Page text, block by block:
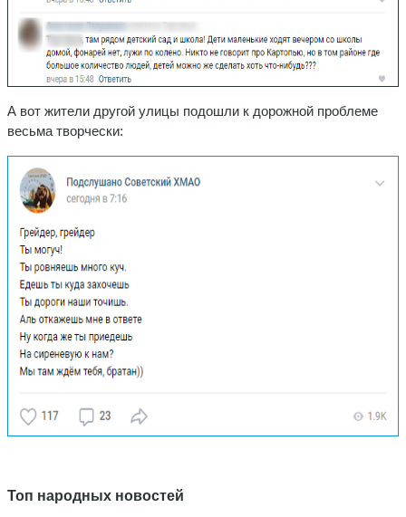
А вот жители другой улицы подошли к дорожной проблеме
весьма творчески:
Топ народных новостей